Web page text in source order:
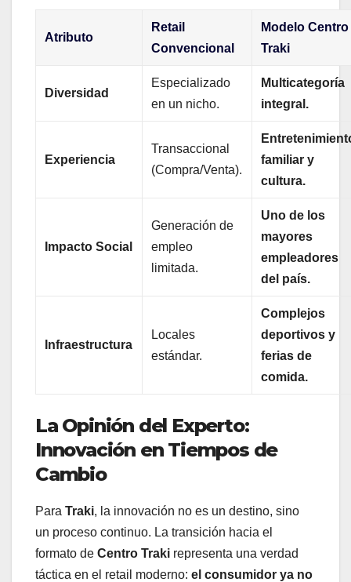
Atributo
Retail
Convencional
Modelo Centro
Traki
Diversidad
Especializado
en un nicho.
Multicategoría
integral.
Experiencia
Transaccional
(Compra/Venta).
familiar y
cultura.
Impacto Social
Generación de
empleo
limitada.
Uno de los
mayores
empleadores
del país.
Infraestructura
Locales
estándar.
Complejos
deportivos y
ferias de
comida.
La Opinión del Experto:
Innovación en Tiempos de
Cambio
Para Traki, la innovación no es un destino, sino
un proceso continuo. La transición hacia el
formato de Centro Traki representa una verdad
táctica en el retail moderno: el consumidor ya no